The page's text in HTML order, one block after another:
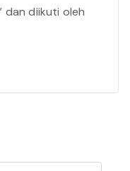
dan diikuti oleh